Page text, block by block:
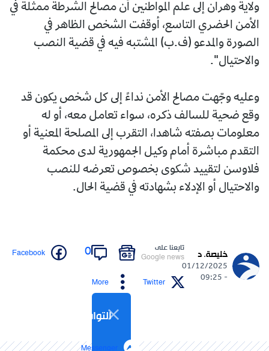
ولاية وهران إلى علم المواطنين أن مصالح الشرطة ممثلة في
الأمن الحضري التاسع، أوقفت الشخص الظاهر في
الصورة والمدعو (ف.ب) المشتبه فيه في قضية النصب
والاحتيال".
وعليه وجّهت مصالح الأمن نداءً إلى كل شخص يكون قد
وقع ضحية للسالف ذكره، سواء تعامل معه، أو له
معلومات بصفته شاهدا، التقرب إلى المصلحة المعنية أو
التقدم مباشرة أمام وكيل الجمهورية لدى محكمة
فلاوسن لتقييد شكوى بخصوص تعرضه للنصب
والاحتيال أو الإدلاء بشهادته في قضية الحال.
خليصة. د
01/12/2025
- 09:25
تابعنا على
Google news
0
Facebook
Twitter
More
التواصل الاجتماعي